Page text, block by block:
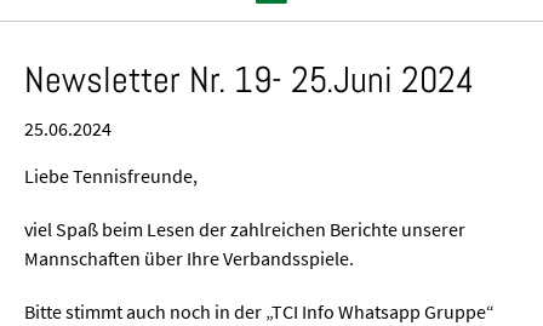
Newsletter Nr. 19- 25.Juni 2024
25.06.2024
Liebe Tennisfreunde,
viel Spaß beim Lesen der zahlreichen Berichte unserer
Mannschaften über Ihre Verbandsspiele.
Bitte stimmt auch noch in der „TCI Info Whatsapp Gruppe“